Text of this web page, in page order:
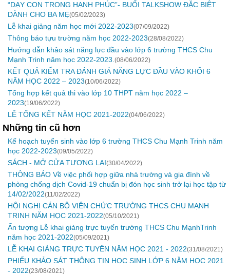
“DẠY CON TRONG HẠNH PHÚC”- BUỔI TALKSHOW ĐẶC BIỆT
DÀNH CHO BA MẸ(05/02/2023)
Lễ khai giảng năm học mới 2022-2023(07/09/2022)
Thông báo tựu trường năm học 2022-2023(28/08/2022)
Hướng dẫn khảo sát năng lực đầu vào lớp 6 trường THCS Chu
Mạnh Trinh năm học 2022-2023. (08/06/2022)
KẾT QUẢ KIỂM TRA ĐÁNH GIÁ NĂNG LỰC ĐẦU VÀO KHỐI 6
NĂM HỌC 2022 – 2023(10/06/2022)
Tổng hợp kết quả thi vào lớp 10 THPT năm học 2022 –
2023(19/06/2022)
LỄ TỔNG KẾT NĂM HỌC 2021-2022(04/06/2022)
Những tin cũ hơn
Kế hoạch tuyển sinh vào lớp 6 trường THCS Chu Mạnh Trinh năm
học 2022-2023(09/05/2022)
SÁCH - MỞ CỬA TƯƠNG LAI(30/04/2022)
THÔNG BÁO Về việc phối hợp giữa nhà trường và gia đình về
phòng chống dịch Covid-19 chuẩn bị đón học sinh trở lại học tập từ
14/02/2022(11/02/2022)
HỘI NGHỊ CÁN BỘ VIÊN CHỨC TRƯỜNG THCS CHU MẠNH
TRINH NĂM HỌC 2021-2022(05/10/2021)
Ấn tượng Lễ khai giảng trực tuyến trường THCS Chu MạnhTrinh
năm học 2021-2022(05/09/2021)
LỄ KHAI GIẢNG TRỰC TUYẾN NĂM HỌC 2021 - 2022(31/08/2021)
PHIẾU KHẢO SÁT THÔNG TIN HỌC SINH LỚP 6 NĂM HỌC 2021
- 2022(23/08/2021)